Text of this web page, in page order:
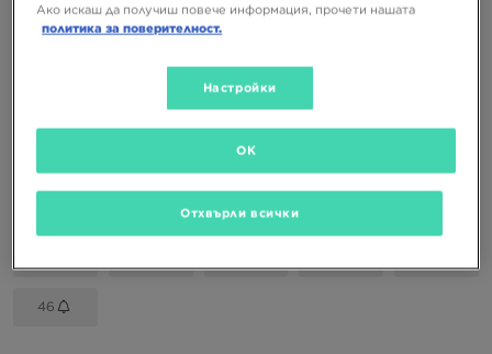
Налични Цветове
40,5
46
Ако искаш да получиш повече информация, прочети нашата
политика за поверителност.
Настройки
Отхвърли всички
OK